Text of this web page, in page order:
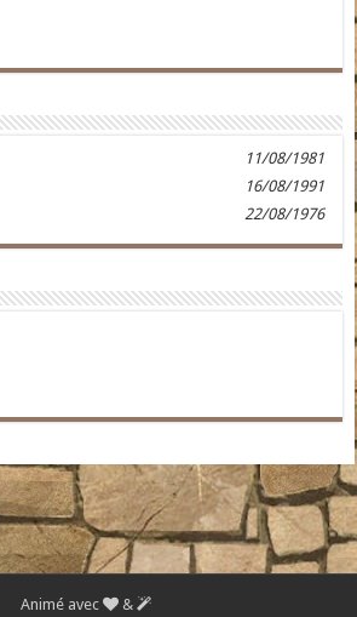
11/08/1981
16/08/1991
22/08/1976
Animé avec &